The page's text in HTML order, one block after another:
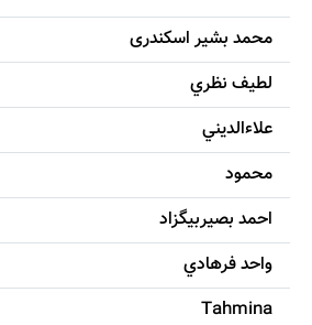
محمد بشیر اسکندری
لطيف نظري
علاءالديني
محمود
احمد بصيربيگزاد
واحد فرهادي
Tahmina